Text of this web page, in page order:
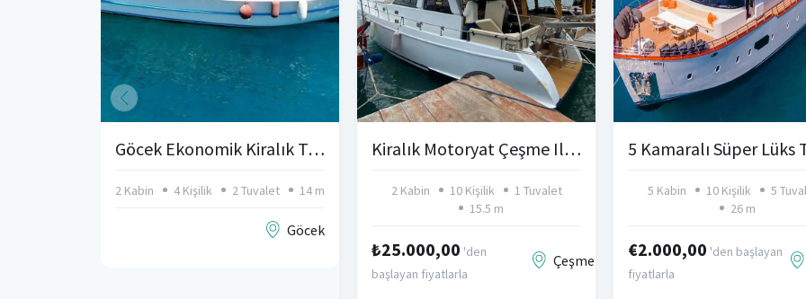
Göcek Ekonomik Kiralık Tekne
2 Kabin 4 Kişilik 2 Tuvalet 14 m
Göcek
Kiralık Motoryat Çeşme Ilıca
2 Kabin 10 Kişilik
1 Tuvalet
15.5 m
₺25.000,00 'den
başlayan fiyatlarla
Çeşme
5 Kabin 10 Kişilik
5
26 m
€2.000,00 'den başlayan
fiyatlarla